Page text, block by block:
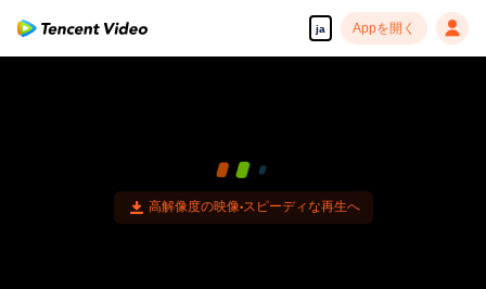
ja Appを開く
高解像度の映像•スピーディな再生へ